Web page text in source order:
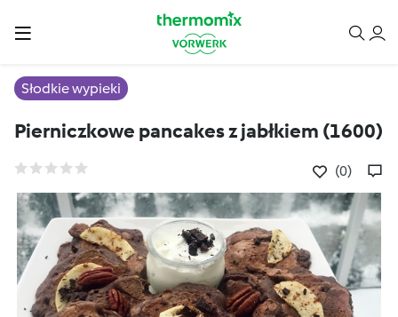
Słodkie wypieki
Pierniczkowe pancakes z jabłkiem (1600)
(0)